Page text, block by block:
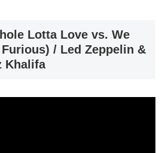
Lotta Love vs. We
/ Led Zeppelin &
Khalifa